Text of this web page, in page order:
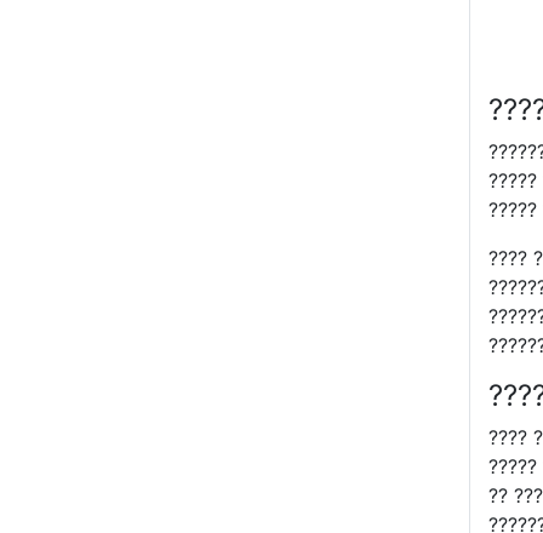
?????
????
????
?????
??